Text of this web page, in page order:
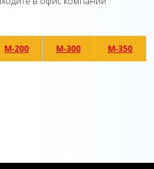
М-200 М-300 М-350